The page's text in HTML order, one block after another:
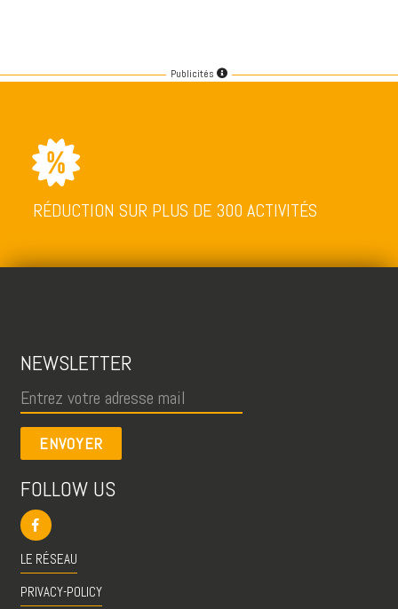
Publicités
RÉDUCTION SUR PLUS DE 300 ACTIVITÉS
NEWSLETTER
ENVOYER
FOLLOW US
LE RÉSEAU
PRIVACY-POLICY